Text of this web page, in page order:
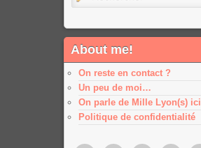
About me!
On reste en contact ?
Un peu de moi…
On parle de Mille Lyon(s) ici
Politique de confidentialité